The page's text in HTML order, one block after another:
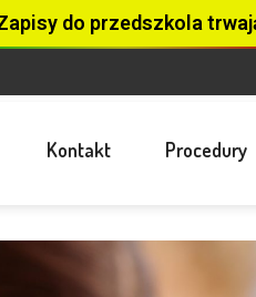
do przedszkola
Kontakt Procedury